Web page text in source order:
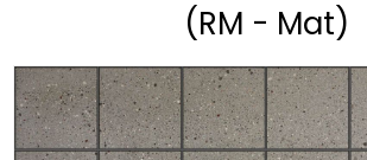
(RM - Mat)